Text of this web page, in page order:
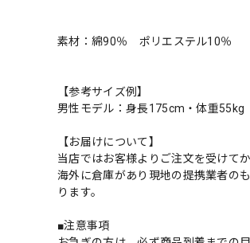
素材：綿90％ ポリエステル10％
【参考サイズ例】
男性モデル：身長175cm・体重55kg
【お届けについて】
当店ではお客様よりご注文を受けて
海外に倉庫があり現地の提携業者の
ります。
■注意事項